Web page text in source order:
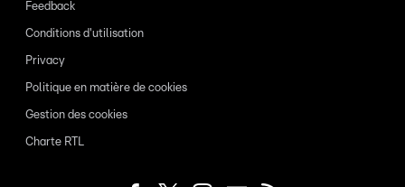
Feedback
Conditions d'utilisation
Privacy
Politique en matière de cookies
Gestion des cookies
Charte RTL